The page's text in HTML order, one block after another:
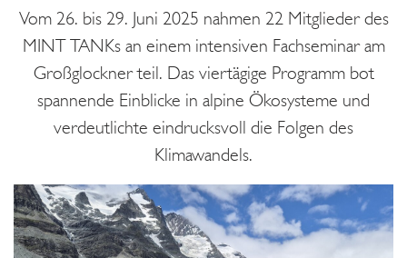
Vom 26. bis 29. Juni 2025 nahmen 22 Mitglieder des
MINT TANKs an einem intensiven Fachseminar am
Großglockner teil. Das viertägige Programm bot
spannende Einblicke in alpine Ökosysteme und
verdeutlichte eindrucksvoll die Folgen des
Klimawandels.